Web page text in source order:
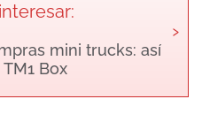
mini trucks: así
Box
›